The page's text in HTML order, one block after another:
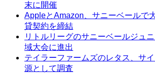
末に開催
AppleとAmazon、サニーベールで
貸契約を締結
リトルリーグのサニーベールジュ
域大会に進出
テイラーファームズのレタス、サ
源として調査